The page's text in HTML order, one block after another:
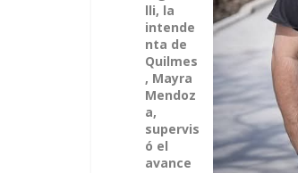
lli, la
intende
nta de
Quilmes
, Mayra
Mendoz
a,
supervis
ó el
avance